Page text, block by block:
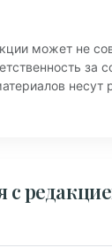
может не
за
несут
с